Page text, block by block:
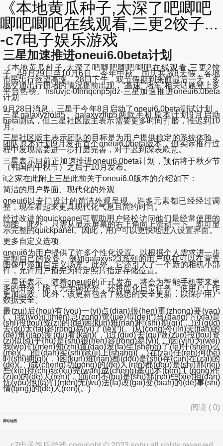
《本地黄瓜种子,太深了吧唧吧
唧吧唧吧在线观看,三更2饺子...
-c7电子娱乐游戏
三星加速推进oneui6.0beta计划
《本地黄瓜种子,太深了吧唧吧唧吧唧吧在线观看,三更2饺
子...╬9月29日至10月6日，今年中秋、国庆共放8天假，各地
市民出行欲望高涨。28日下午，双节假期到来前最后一天，多
地交通出行拥堵的情况提前出现，“高速”“堵车”相关话题登上多
平台热榜。hsfuvjc-0fnnqcnp5jdz-三星加速推进oneui6.0beta
计划
9月28日消息，三星于今年8月启动了oneui6.0beta测试计划，
三星galaxyzfold5、galaxyzflip5两款手机原本计划9月启动
beta测试，但三星社区版主表示需要更多时间打磨，推迟到10
月。
三星社区版主表示团队的目标是为用户提供稳定的系统体验，
团队原本计划9月发布首个oneui6.0beta版本，但实际推行过
程中发现需要进一步打磨完善，对于迟到深表歉意。
三星表示目前正加速推进oneui6.0beta计划，预估将于秋夕节
（韩国的中秋节）之后于10月发布。
it之家在此附上三星此前关于oneui6.0版本的介绍如下：
简洁的用户界面、现代化的外观
oneui6以专门设计的简洁外观呈现。许多元素都已经经过调
整，现在看起来更具现代化气息且简约时尚。
经过改进的quickpanel可帮助用户轻松访问他们最经常使用的
功能。此外，只需从显示屏幕的右上角向上滑动一下，即可显
示完整的quickpanel。因此，用户可以更快地进入设置界面。
更多自定义选项
oneui6为用户提供了许多个性化设置。以根据个人需求进一步
定制自己的设备。例如galaxys23系列的用户现在可以在背景
图像中添加自定义场景。此外，它还引入了一个新的相机小部
件，允许用户预先为特定照片指定存储位置。
三星还表示，随着oneui6的正式发布，将会为智能手机带来更
多的升级：除了光学调整外，还将简化日常任务，使用户工作
更加高效。此外，该更新包含了熟悉的安全更新，以保护用户
数据安全。
最(zui)后(hou)有(you)一(yi)点(dian)很(hen)重(zhong)要(yao)
(，)我(wo)们(men)总(zong)觉(jue)得(de)(“)当(dang)下(xia)是
(shi)投(tou)资(zi)的(de)困(kun)难(nan)时(shi)期(qi)(，)过(guo)
去(qu)太(tai)容(rong)易(yi)了(le)(”)(。)从(cong)今(jin)天(tian)的
(de)角(jiao)度(du)看(kan)(，)过(guo)去(qu)做(zuo)投(tou)资
(zi)似(si)乎(hu)是(shi)很(hen)容(rong)易(yi)(，)因(yin)为(wei)
我(wo)们(men)知(zhi)道(dao)发(fa)生(sheng)了(le)什(shen)么
(me)(。)但(dan)实(shi)际(ji)上(shang)(，)在(zai)任(ren)何(he)
时(shi)期(qi)(，)困(kun)难(nan)都(dou)是(shi)存(cun)在(zai)的
(de)(。)成(cheng)功(gong)的(de)人(ren)都(dou)是(shi)那(nei)
些(xie)持(chi)续(xu)完(wan)成(cheng)基(ji)本(ben)工(gong)作
(zuo)的(de)人(ren)(，)而(er)不(bu)是(shi)那(nei)些(xie)担(dan)
忧(you)他(ta)们(men)无(wu)法(fa)改(gai)变(bian)的(de)事(shi)
情(qing)的(de)人(ren)(。)
阅读 (0)
网站地图